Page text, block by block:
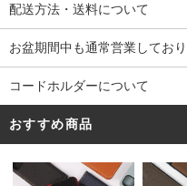
配送方法・送料について
お盆期間中も通常営業してお
コードホルダーについて
おすすめ商品